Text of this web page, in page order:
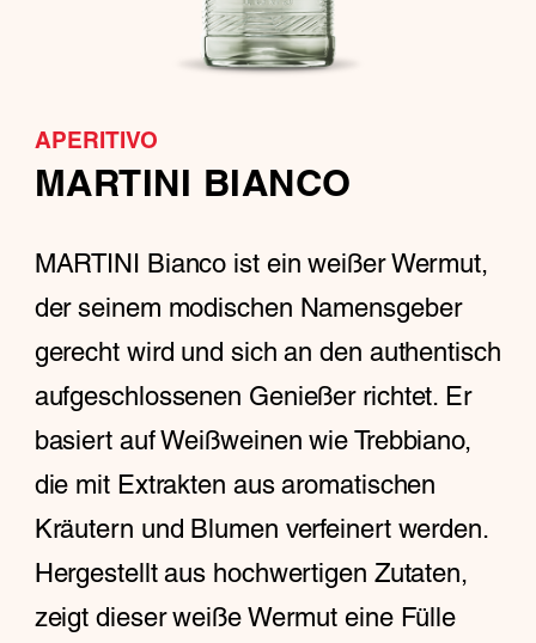
APERITIVO
MARTINI BIANCO
MARTINI Bianco ist ein weißer Wermut,
der seinem modischen Namensgeber
gerecht wird und sich an den authentisch
aufgeschlossenen Genießer richtet. Er
basiert auf Weißweinen wie Trebbiano,
die mit Extrakten aus aromatischen
Kräutern und Blumen verfeinert werden.
Hergestellt aus hochwertigen Zutaten,
zeigt dieser weiße Wermut eine Fülle